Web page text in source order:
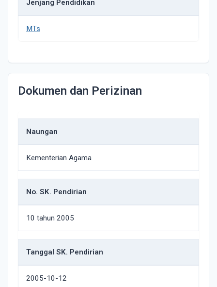
Jenjang Pendidikan
MTs
Dokumen dan Perizinan
Naungan
Kementerian Agama
No. SK. Pendirian
10 tahun 2005
Tanggal SK. Pendirian
2005-10-12